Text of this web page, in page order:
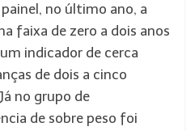
no último ano, a
faixa de zero a dois anos
indicador de cerca
de dois a cinco
no grupo de
de sobre peso foi